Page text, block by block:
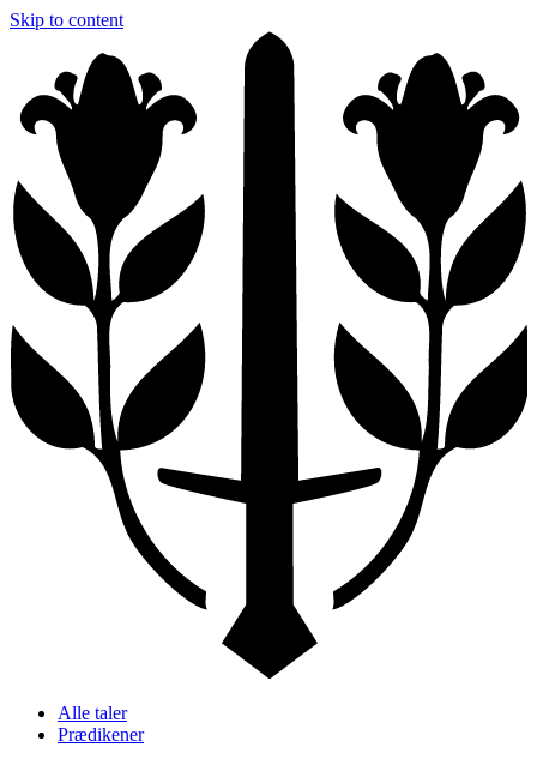
Skip to content
Alle taler
Prædikener